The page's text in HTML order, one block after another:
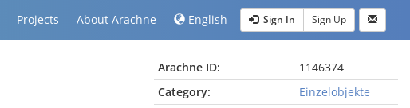
Projects About Arachne English Sign In Sign Up
Arachne ID:
1146374
Category:
Einzelobjekte